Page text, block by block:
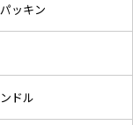
ッキン
ドル